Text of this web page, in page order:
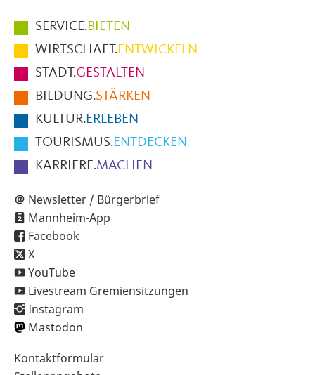
Hauptmenüpunkte
im
Fußbereich
der
Seite
SERVICE.BIETEN
WIRTSCHAFT.ENTWICKELN
STADT.GESTALTEN
BILDUNG.STÄRKEN
KULTUR.ERLEBEN
TOURISMUS.ENTDECKEN
KARRIERE.MACHEN
Newsletter / Bürgerbrief
Mannheim-App
Facebook
X
YouTube
Livestream Gremiensitzungen
Instagram
Mastodon
Sekundärnavigation
Kontaktformular